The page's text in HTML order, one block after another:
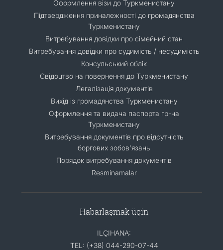
Оформлення візи до Туркменистану
Підтвердження приналежності до громадянства
Туркменистану
Витребування довідки про сімейний стан
Витребування довідки про судимість / несудимість
Консульський облік
Свідоцтво на повернення до Туркменистану
Легалізація документів
Вихід із громадянства Туркменистану
Оформлення та видача паспорта гр-на
Туркменистану
Витребування документів про відсутність
боргових зобов'язань
Порядок витребування документів
Resminamalar
Habarlaşmak üçin
ILÇIHANA:
TEL: (+38) 044-290-07-44